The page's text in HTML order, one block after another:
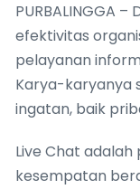
PURBALINGGA
efektivitas
pelayanan
Karya-karyanya
ingatan, baik
Live Chat
kesempatan